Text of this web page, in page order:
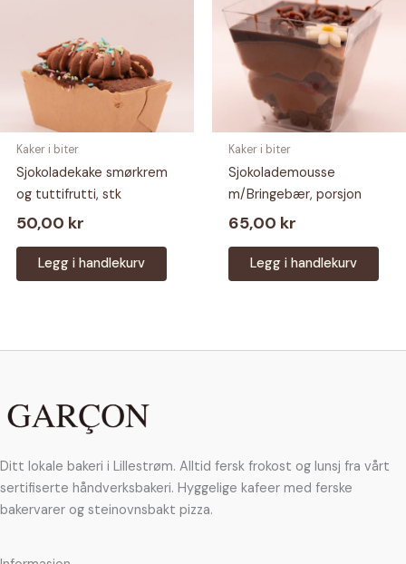
Kaker i biter
Sjokoladekake smørkrem
og tuttifrutti, stk
50,00 kr
Legg i handlekurv
Kaker i biter
Sjokolademousse
m/Bringebær, porsjon
65,00 kr
Legg i handlekurv
Ditt lokale bakeri i Lillestrøm. Alltid fersk frokost og lunsj fra vårt
sertifiserte håndverksbakeri. Hyggelige kafeer med ferske
bakervarer og steinovnsbakt pizza.